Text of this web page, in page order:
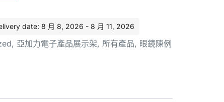
date: 8 月 8, 2026 - 8 月 11, 2026
, 亞加力電子產品展示架, 所有產品, 眼鏡陳例